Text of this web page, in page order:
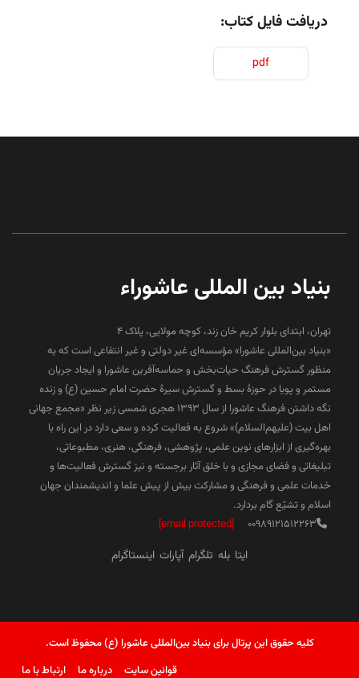
دریافت فایل کتاب:
pdf
بنیاد بین المللی عاشوراء
تهران، ابتدای بلوار کریم خان زند، کوچه مولایی، پلاک 4
«بنیاد بین‌المللی عاشورا» مؤسسه‌ای غیر دولتی و غیر انتفاعی است که به
منظور گسترش فرهنگ حیات‌بخش و حماسه‌آفرین عاشورا و ایجاد جریان
مستمر و پویا در حوزۀ بسط و گسترش سیرۀ حضرت امام حسین (ع) و زنده
نگه داشتن فرهنگ عاشورا از سال ۱۳۹۳ هجری شمسی زیر نظر «مجمع جهانی
اهل بیت (علیهم‌السلام)» شروع به فعالیت کرده و سعی دارد در این راه با
بهره‌گیری از ابزارهای نوین علمی، پژوهشی، فرهنگی، هنری، مطبوعاتی،
تبلیغاتی و فضای مجازی و با خلق آثار برجسته و نیز گسترش فعالیت‌ها و
خدمات علمی و فرهنگی و مشارکت بیش از پیش علما و اندیشمندان جهان
اسلام و تشیّع گام بردارد.
00989121512263
[email protected]
ایتا بله تلگرام آپارات اینستاگرام
کلیه حقوق این پرتال برای بنیاد بین‌المللی عاشورا (ع) محفوظ است.
قوانین سایت
درباره ما ارتباط با ما